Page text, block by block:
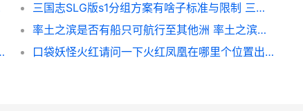
三国志SLG版s1分组方案有啥子标准与限制 三国志s1武将排名
率土之滨是否有船只可航行至其他洲 率土之滨有意思吗
刃3金龙剑一刀流
口袋妖怪火红请问一下火红凤凰在哪里个位置出现 口袋妖怪火红攻略牛游戏网